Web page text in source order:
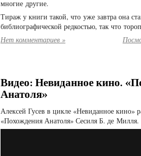
многие другие.
Тираж у книги такой, что уже завтра она
библиографической редкостью, так что
Нет комментариев »
Видео: Невиданное кино.
Анатоля»
Алексей Гусев в цикле «Невиданное кино»
«Похождения Анатоля» Сесиля Б. де Милля.